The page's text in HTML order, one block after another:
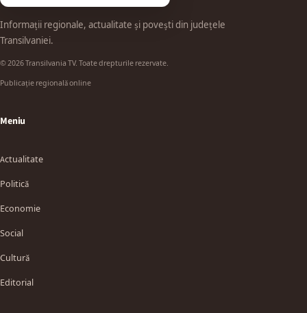
Informații regionale, actualitate și povești din județele
Transilvaniei.
© 2026 Transilvania TV. Toate drepturile rezervate.
Publicație regională online
Meniu
Actualitate
Politică
Economie
Social
Cultură
Editorial